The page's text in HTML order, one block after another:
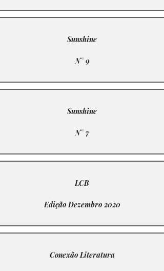
Sunshine
N° 9
Sunshine
N° 7
LCB
Edição Dezembro 2020
Conexão Literatura